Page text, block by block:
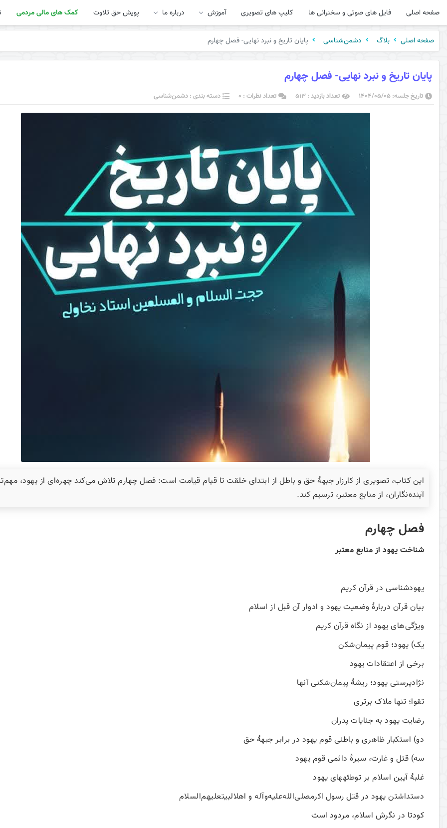
صفحه اصلی فایل های صوتی و سخنرانی ها کلیپ های تصویری آموزش درباره ما پویش حق تلاوت کمک های مالی مردمی
صفحه اصلی بلاگ دشمن‌شناسی پایان تاریخ و نبرد نهایی- فصل چهارم
پایان تاریخ و نبرد نهایی- فصل چهارم
تاریخ جلسه: ۱۴۰۴/۰۵/۰۵ تعداد بازدید : 513 تعداد نظرات : 0 دسته بندی : دشمن‌شناسی
این کتاب، تصویری از کارزار جبهۀ حق و باطل از ابتدای خلقت تا قیام قیامت است: فصل چهارم تلاش می‌کند چهره‌ای از یهود،
آینده‌نگاران، از منابع معتبر، ترسیم کند.
فصل چهارم
شناخت یهود از منابع معتبر
يهودشناسی در قرآن کريم
بیان قرآن دربارۀ وضعیت یهود و ادوار آن قبل از اسلام
ويژگی‌های يهود از نگاه قرآن کريم
يک) يهود؛ قوم پيمان‌شکن
برخی از اعتقادات یهود
نژادپرستی يهود؛ ريشۀ پيمان‌شکنی آنها
تقوا؛ تنها ملاک برتری
رضايت يهود به جنايات پدران
دو) استکبار ظاهری و باطنی قوم يهود در برابر جبهۀ حق
سه) قتل و غارت، سيرۀ دائمی قوم يهود
غلبۀ آيين اسلام بر توطئه­های يهود
دست­داشتن يهود در قتل رسول اکرمصلی‌الله‌علیه‌وآله و اهل­البيتعلیهم‌السلام
کودتا در نگرش اسلام، مردود است